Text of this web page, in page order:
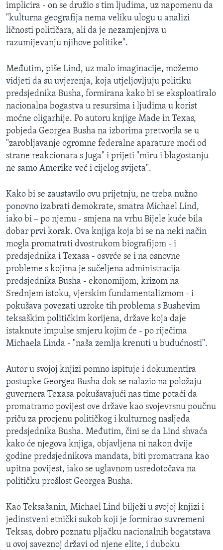
implicira - on se družio s tim ljudima, uz napomenu da
"kulturna geografija nema veliku ulogu u analizi
ličnosti političara, ali da je nezamjenjiva u
razumijevanju njihove politike".
Međutim, piše Lind, uz malo imaginacije, možemo
vidjeti da su uvjerenja, koja utjeljovljuju politiku
predsjednika Busha, formirana kako bi se eksploatiralo
nacionalna bogastva u resursima i ljudima u korist
moćne oligarhije. Po autoru knjige Made in Texas,
pobjeda Georgea Busha na izborima pretvorila se u
"zarobljavanje ogromne federalne aparature moći od
strane reakcionara s Juga" i prijeti "miru i blagostanju
ne samo Amerike već i cijelog svijeta".
Kako bi se zaustavilo ovu prijetnju, ne treba nužno
ponovno izabrati demokrate, smatra Michael Lind,
iako bi – po njemu - smjena na vrhu Bijele kuće bila
dobar prvi korak. Ova knjiga koja bi se na neki način
mogla promatrati dvostrukom biografijom - i
predsjednika i Texasa - osvrće se i na osnovne
probleme s kojima je sučeljena administracija
predsjednika Busha - ekonomijom, krizom na
Srednjem istoku, vjerskim fundamentalizmom - i
pokušava povezati uzroke tih problema s Bushevim
teksaškim političkim korijena, države koja daje
istaknute impulse smjeru kojim će - po riječima
Michaela Linda - "naša zemlja krenuti u budućnosti".
Autor u svojoj knjizi pomno ispituje i dokumentira
postupke Georgea Busha dok se nalazio na položaju
guvernera Texasa pokušavajući nas time potaći da
promatramo povijest ove države kao svojevrsnu poučnu
priču za procjenu političkog i kulturnog nasljeđa
predsjednika Busha. Međutim, čini se da Lind shvaća
kako će njegova knjiga, objavljena ni nakon dvije
godine predsjednikova mandata, biti promatrana kao
upitna povijest, iako se uglavnom usredotočava na
političku prošlost Georgea Busha.
Kao Teksašanin, Michael Lind bilježi u svojoj knjizi i
jedinstveni etnički sukob koji je formirao suvremeni
Teksas, dobro poznatu pljačku nacionalnih bogatstava
u ovoj saveznoj državi od njene elite, i duboku